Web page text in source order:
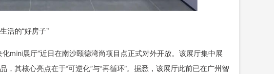
活的“好房子”
mini展厅”近日在南沙颐德湾尚项目点正式对外开放。该展厅集中展
其核心亮点在于“可逆化”与“再循环”。据悉，该展厅此前已在广州智